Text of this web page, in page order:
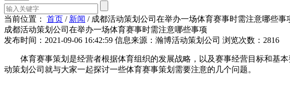
当前位置： 首页 / 新闻 / 成都活动策划公司在举办一场体育赛事时需注意哪些事
成都活动策划公司在举办一场体育赛事时需注意哪些事项
发布时间：2021-09-06 16:42:59 信息来源：瀚博活动策划公司 浏览次数：2816
体育赛事策划是经营者根据体育组织的发展战略，以及赛事经营目标和基本
动策划公司就与大家一起探讨一些体育赛事策划需要注意的几个问题。